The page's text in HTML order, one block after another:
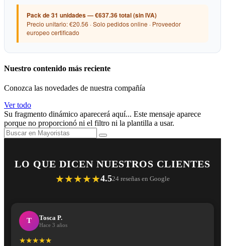
Pack de 31 unidades — €637.36 total (sin IVA)
Precio unitario: €20.56 · Solo pedidos online · Proveedor
europeo certificado
Nuestro contenido más reciente
Conozca las novedades de nuestra compañía
Ver todo
Su fragmento dinámico aparecerá aquí... Este mensaje aparece
porque no proporcionó ni el filtro ni la plantilla a usar.
LO QUE DICEN NUESTROS CLIENTES
★★★★★4.524 reseñas en Google
T Tosca P.
Hace 3 años
★★★★★